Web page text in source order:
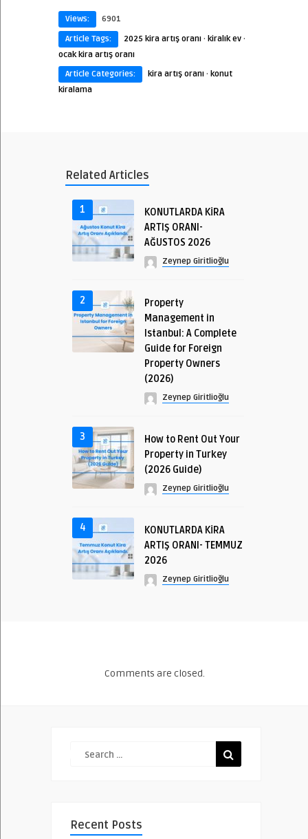
Views:
6901
Article Tags:
2025 kira artış oranı · kiralık ev ·
ocak kira artış oranı
Article Categories:
kira artış oranı · konut
kiralama
Related Articles
1
KONUTLARDA KİRA
ARTIŞ ORANI-
AĞUSTOS 2026
Zeynep Giritlioğlu
2
Property
Management in
Istanbul: A Complete
Guide for Foreign
Property Owners
(2026)
Zeynep Giritlioğlu
3
How to Rent Out Your
Property in Turkey
(2026 Guide)
Zeynep Giritlioğlu
4
KONUTLARDA KİRA
ARTIŞ ORANI- TEMMUZ
2026
Zeynep Giritlioğlu
Comments are closed.
Recent Posts